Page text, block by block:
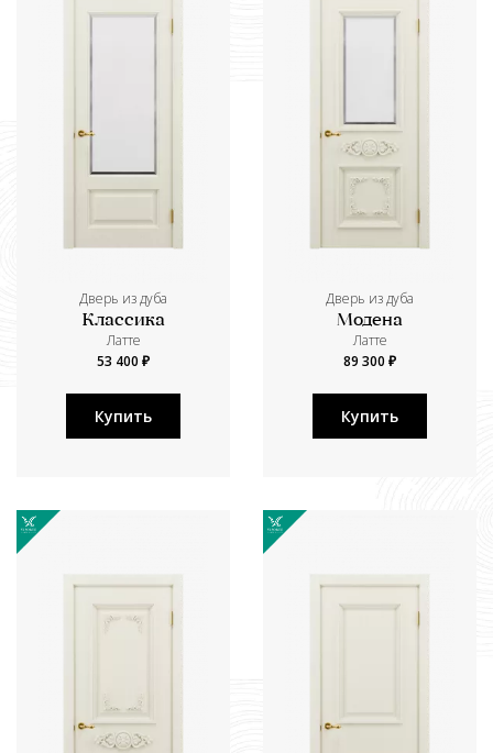
Дверь из дуба
Классика
Латте
53 400 ₽
Купить
Дверь из дуба
Модена
Латте
89 300 ₽
Купить